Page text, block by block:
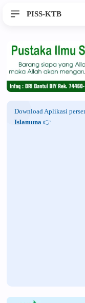
PISS-KTB
Download Aplikasi
Islamuna 👉